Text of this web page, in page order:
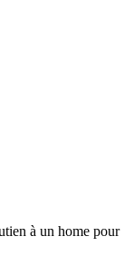
à un home pour